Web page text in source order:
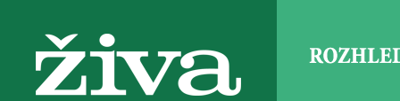
živa